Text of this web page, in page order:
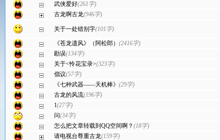
武侠爱好(261字)
古龙啊古龙(946字)
关于一处错别字(101字)
《苍龙遗风》（阿松郎） (2416字)
勘误(134字)
关于<怜花宝录>(323字)
倡议(57字)
《七种武器——天机棒》 (29字)
古龙的风流(196字)
1(27字)
问(34字)
怎么把文章转载到QQ空间啊？ (18字)
请电视台尊重古龙(159字)